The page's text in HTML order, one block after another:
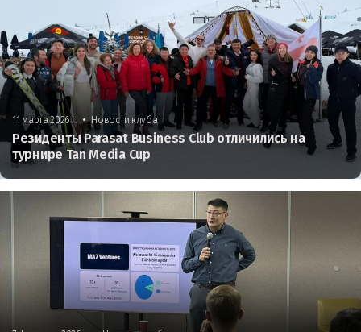
11 марта 2026 г. • Новости клуба
Резиденты Parasat Business Club отличились на
турнире Tan Media Cup